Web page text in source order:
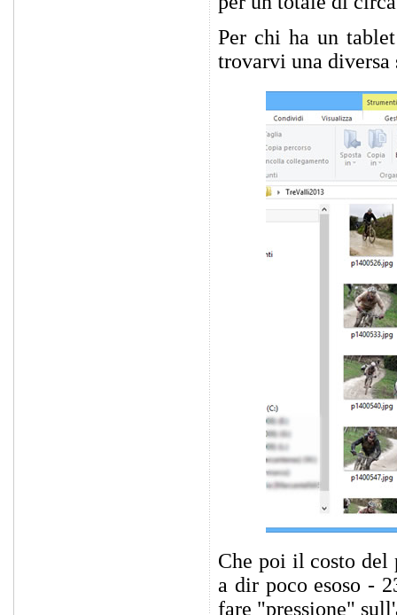
Per chi ha un
trovarvi una diversa
Che poi il costo
a dir poco esoso -
fare "pressione"